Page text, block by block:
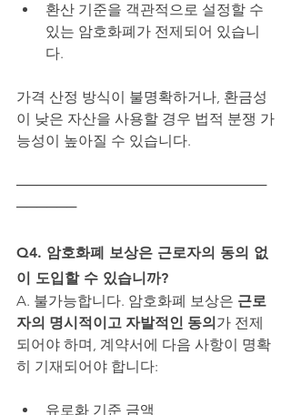
환산 기준을 객관적으로 설정할 수
있는 암호화폐가 전제되어 있습니
다.
가격 산정 방식이 불명확하거나, 환금성
이 낮은 자산을 사용할 경우 법적 분쟁 가
능성이 높아질 수 있습니다.
─────────────────────────
──────
Q4. 암호화폐 보상은 근로자의 동의 없
이 도입할 수 있습니까?
A. 불가능합니다. 암호화폐 보상은 근로
자의 명시적이고 자발적인 동의가 전제
되어야 하며, 계약서에 다음 사항이 명확
히 기재되어야 합니다:
유로화 기준 금액